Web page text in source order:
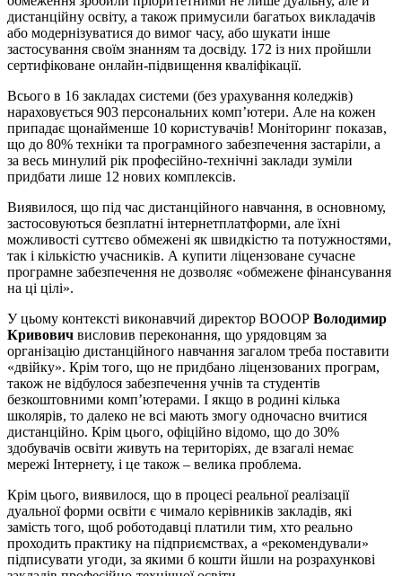
дистанційну освіту, а також примусили багатьох викладачів
або модернізуватися до вимог часу, або шукати інше
застосування своїм знанням та досвіду. 172 із них пройшли
сертифіковане онлайн-підвищення кваліфікації.
Всього в 16 закладах системи (без урахування коледжів)
нараховується 903 персональних комп’ютери. Але на кожен
припадає щонайменше 10 користувачів! Моніторинг показав,
що до 80% техніки та програмного забезпечення застаріли, а
за весь минулий рік професійно-технічні заклади зуміли
придбати лише 12 нових комплексів.
Виявилося, що під час дистанційного навчання, в основному,
застосовуються безплатні інтернетплатформи, але їхні
можливості суттєво обмежені як швидкістю та потужностями,
так і кількістю учасників. А купити ліцензоване сучасне
програмне забезпечення не дозволяє «обмежене фінансування
на ці цілі».
У цьому контексті виконавчий директор ВОООР Володимир
Кривович висловив переконання, що урядовцям за
організацію дистанційного навчання загалом треба поставити
«двійку». Крім того, що не придбано ліцензованих програм,
також не відбулося забезпечення учнів та студентів
безкоштовними комп’ютерами. І якщо в родині кілька
школярів, то далеко не всі мають змогу одночасно вчитися
дистанційно. Крім цього, офіційно відомо, що до 30%
здобувачів освіти живуть на територіях, де взагалі немає
мережі Інтернету, і це також – велика проблема.
Крім цього, виявилося, що в процесі реальної реалізації
дуальної форми освіти є чимало керівників закладів, які
замість того, щоб роботодавці платили тим, хто реально
проходить практику на підприємствах, а «рекомендували»
підписувати угоди, за якими б кошти йшли на розрахункові